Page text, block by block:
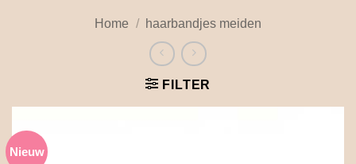
Home / haarbandjes meiden
FILTER
Nieuw